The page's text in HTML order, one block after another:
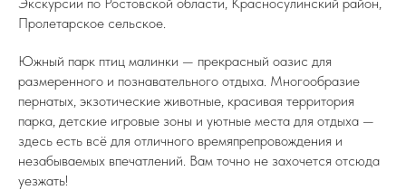
Пролетарское сельское.
Южный парк птиц малинки — прекрасный оазис для
размеренного и познавательного отдыха. Многообразие
пернатых, экзотические животные, красивая территория
парка, детские игровые зоны и уютные места для отдыха —
здесь есть всё для отличного времяпрепровождения и
незабываемых впечатлений. Вам точно не захочется отсюда
уезжать!